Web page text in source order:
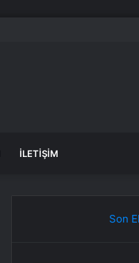
İLETIŞIM
Son